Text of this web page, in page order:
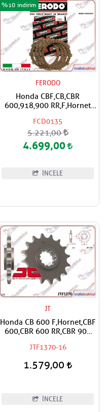
FERODO
Honda CBF,CB,CBR
600,918,900 RR,F,Hornet
Takımı
FCD0135
%10
5.221,00
4.699,00
İNCELE
JT
Honda CB 600 F,Hornet,CBF
600,CBR 600 RR,CBR 900
RR,Fireblade,CRF 1000
Varadero,CMX 1100
JTF1370-16
1.579,00
İNCELE